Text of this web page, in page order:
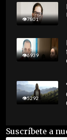
7801
6939
5292
Suscríbete a